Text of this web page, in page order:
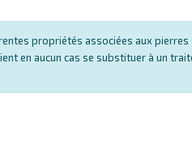
propriétés associées aux pierres
en aucun cas se substituer à un